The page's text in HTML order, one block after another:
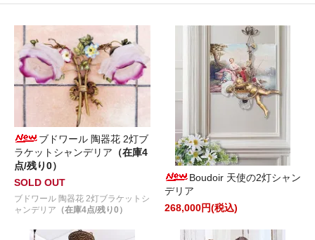
ブドワール 陶器花 2灯ブ
ラケットシャンデリア （在庫4
点/残り0）
SOLD OUT
ブドワール 陶器花 2灯ブラケットシ
ャンデリア （在庫4点/残り0）
Boudoir 天使の2灯シャン
デリア
268,000円(税込)